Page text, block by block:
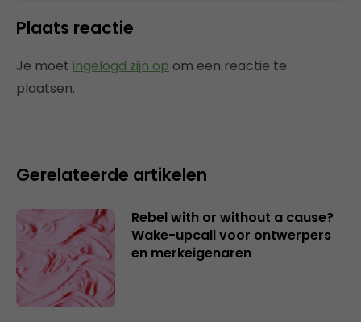
Plaats reactie
Je moet ingelogd zijn op om een reactie te
plaatsen.
Gerelateerde artikelen
Rebel with or without a cause?
Wake-upcall voor ontwerpers
en merkeigenaren